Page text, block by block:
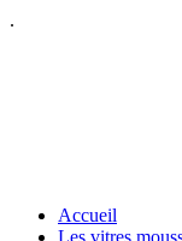
.
Accueil
Les vitres